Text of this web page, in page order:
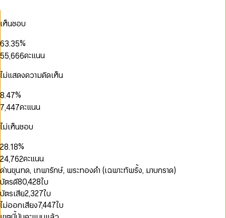
เห็นชอบ
2
4
6
7
8
9
1
3
4
5
6
7
8
9
.
1
3
4
5
6
7
8
9
3
5
6
7
8
9
%
0
2
4
5
7
9
1
2
4
5
7
9
,
3
5
6
8
3
5
6
8
3
4
5
6
8
คะแนน
ไม่แสดงความคิดเห็น
0
2
3
4
6
8
9
.
0
2
4
5
6
7
8
9
1
2
3
5
7
8
9
%
0
1
2
3
4
6
7
9
,
0
1
3
4
6
8
9
1
3
4
6
8
9
0
1
2
3
4
5
6
7
9
คะแนน
ไม่เห็นชอบ
0
2
3
4
5
6
7
8
9
0
2
3
4
6
8
9
.1
2
3
4
5
6
7
8
0
2
3
4
6
8
9
%
1
2
3
4
5
6
7
8
0
1
3
4
5
6
7
8
9
,
0
1
2
3
4
6
7
8
9
0
1
3
4
5
6
7
8
9
0
1
2
3
4
5
6
7
8
คะแนน
ด่านขุนทด, เทพารักษ์, พระทองคำ (เฉพาะทัพรั้ง, มาบกราด)
บัตรดี80,428ใบ
บัตรเสีย2,327ใบ
ไม่ออกเสียง7,447ใบ
0
1
2
3
4
5
6